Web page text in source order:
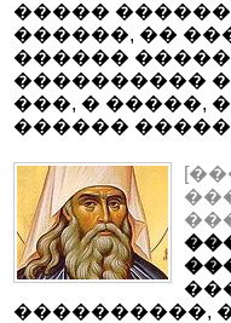
�����
������, ��
������
����������
���, � �����,
������
����������,